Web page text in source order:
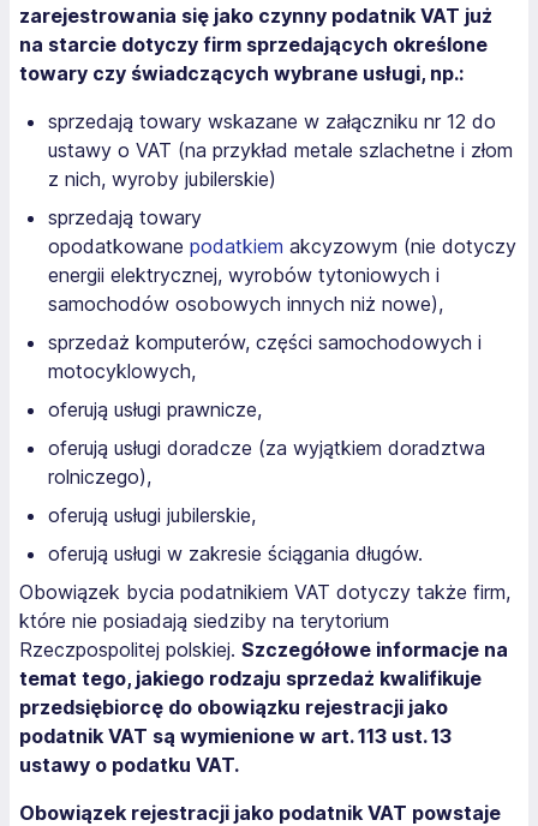
zarejestrowania się jako czynny podatnik VAT już
na starcie dotyczy firm sprzedających określone
towary czy świadczących wybrane usługi, np.:
sprzedają towary wskazane w załączniku nr 12 do
ustawy o VAT (na przykład metale szlachetne i złom
z nich, wyroby jubilerskie)
sprzedają towary
opodatkowane podatkiem akcyzowym (nie dotyczy
energii elektrycznej, wyrobów tytoniowych i
samochodów osobowych innych niż nowe),
sprzedaż komputerów, części samochodowych i
motocyklowych,
oferują usługi prawnicze,
oferują usługi doradcze (za wyjątkiem doradztwa
rolniczego),
oferują usługi jubilerskie,
oferują usługi w zakresie ściągania długów.
Obowiązek bycia podatnikiem VAT dotyczy także firm,
które nie posiadają siedziby na terytorium
Rzeczpospolitej polskiej. Szczegółowe informacje na
temat tego, jakiego rodzaju sprzedaż kwalifikuje
przedsiębiorcę do obowiązku rejestracji jako
podatnik VAT są wymienione w art. 113 ust. 13
ustawy o podatku VAT.
Obowiązek rejestracji jako podatnik VAT powstaje